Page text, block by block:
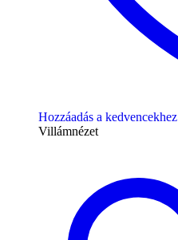
Hozzáadás a kedvencekhez
Villámnézet